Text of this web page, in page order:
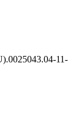
11-